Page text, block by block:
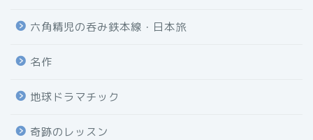
六角精児の呑み鉄本線・日本旅
名作
地球ドラマチック
奇跡のレッスン